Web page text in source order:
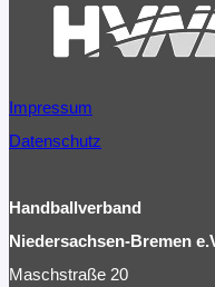
Impressum
Datenschutz
Handballverband
Niedersachsen-Bremen
Maschstraße 20